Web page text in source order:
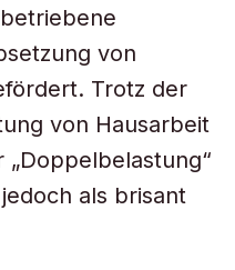
von
Trotz der
von Hausarbeit
als brisant